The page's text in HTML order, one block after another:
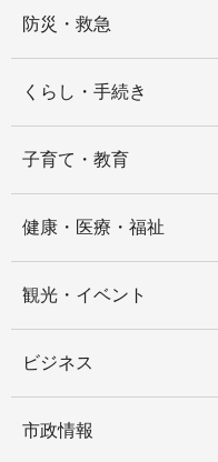
防災・救急
くらし・手続き
子育て・教育
健康・医療・福祉
観光・イベント
ビジネス
市政情報